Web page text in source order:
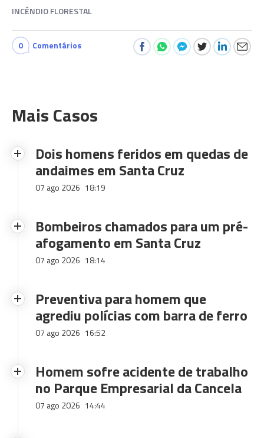
INCÊNDIO FLORESTAL
0 Comentários
Mais Casos
Dois homens feridos em quedas de
andaimes em Santa Cruz
07 ago 2026 18:19
Bombeiros chamados para um pré-
afogamento em Santa Cruz
07 ago 2026 18:14
Preventiva para homem que
agrediu polícias com barra de ferro
07 ago 2026 16:52
Homem sofre acidente de trabalho
no Parque Empresarial da Cancela
07 ago 2026 14:44